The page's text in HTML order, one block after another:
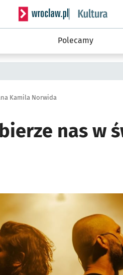
Serwis informacyjny
Polecamy
Kamila Norwida
nas w